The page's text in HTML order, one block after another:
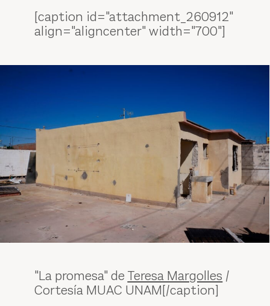
[caption id="attachment_260912"
align="aligncenter" width="700"]
"La promesa" de Teresa Margolles /
Cortesía MUAC UNAM[/caption]